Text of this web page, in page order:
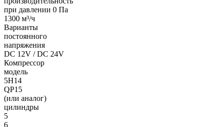
при давлении 0 Па
1300 м³/ч
Варианты
постоянного
напряжения
DC 12V / DC 24V
Компрессор
модель
5H14
QP15
(или аналог)
цилиндры
5
6